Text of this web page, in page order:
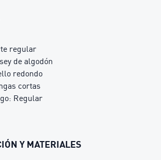
regular
de algodón
redondo
cortas
Regular
Y MATERIALES